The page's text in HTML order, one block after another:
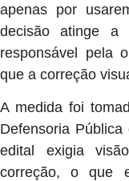
apenas por
decisão atinge a
responsável pela
que a correção
A medida foi
Defensoria
edital exigia
correção, o que